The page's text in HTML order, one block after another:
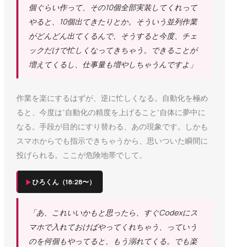
個ぐらい作って、その10個全部実装してくれって
やると、10個出てきたりとか。そういう並列作業
がどんどん出てくるんで、そうすると今度、チェ
ックだけで忙しくなってきちゃう。できることが
増えてくるし、仕事量も増やしちゃうんですよ」
作業を楽にするはずが、逆に忙しくなる。自動化を極め
ると、今度は“自動化の精度を上げること”自体に夢中に
なる。手段が目的にすり替わる、あの現象です。しかも
スマホからでも指示できちゃうから、思いついた瞬間に
投げられる。ここが危険地帯でして。
▶ひろくん（18:28〜）
「あ、これいいかもと思ったら、すぐCodexにス
マホで入れておけばやってくれちゃう、っていう
のを何個もやってると、もう溺れてくる。でも楽